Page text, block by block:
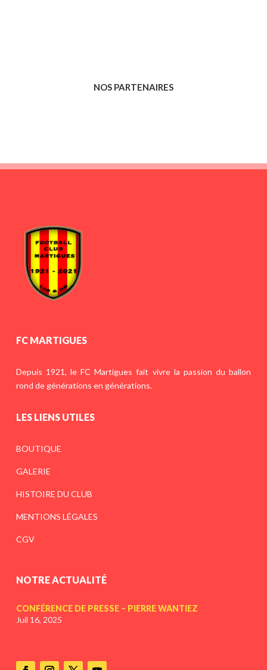
NOS PARTENAIRES
FC MARTIGUES
Depuis 1921, le FC Martigues fait vivre la passion du ballon
rond de générations en générations.
LES LIENS UTILES
BOUTIQUE
GALERIE
HISTOIRE DU CLUB
MENTIONS LÉGALES
CGV
NOTRE ACTUALITÉ
CONFÉRENCE DE PRESSE – PIERRE WANTIEZ
Juil 16, 2025